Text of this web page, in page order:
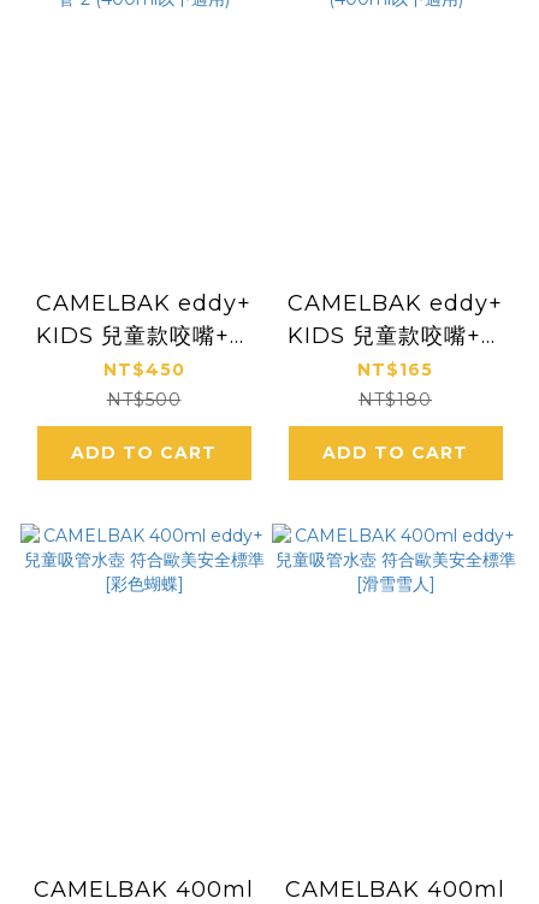
CAMELBAK eddy+
KIDS 兒童款咬嘴+吸
管替換組 咬嘴*4+吸
用)
NT$450
NT$500
ADD TO CART
CAMELBAK eddy+
KIDS 兒童款咬嘴+吸
管替換 單入 (400ml
以下適用)
NT$165
NT$180
ADD TO CART
CAMELBAK 400ml
CAMELBAK 400ml